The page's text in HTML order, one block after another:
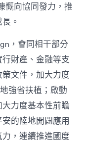
慨向協同發力，推
。
，會同相干部分
財產、金融等支
文件，加大力度
強省扶植；啟動
力度基本性前瞻
的陸地開闢應用
，連續推進國度